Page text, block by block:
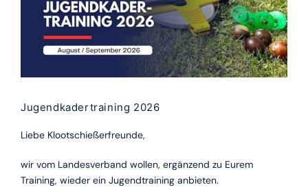
Jugendkadertraining 2026
Liebe Klootschießerfreunde,
wir vom Landesverband wollen, ergänzend zu Eurem
Training, wieder ein Jugendtraining anbieten.